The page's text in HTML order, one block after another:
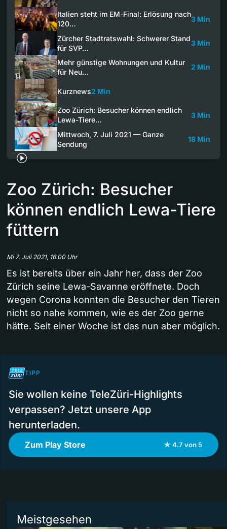
Italien steht im EM-Final: Erlösung nach
120…
3 Min
Zürcher Stadtratswahl: Schwerer Stand
für SVP…
3 Min
Mehr günstige Wohnungen und Kultur
für Neu…
2 Min
Kurznews2 Min
Zoo Zürich: Besucher können endlich
Lewa-Tiere…
3 Min
Mittwoch, 7. Juli 2021 — Ganze
Sendung
18 Min
Zoo Zürich: Besucher
können endlich Lewa-Tiere
füttern
Mi 7. Juli 2021, 16.00 Uhr
Es ist bereits über ein Jahr her, dass der Zoo
Zürich seine Lewa-Savanne eröffnete. Doch
wegen Corona konnten die Besucher den Tieren
nicht so nahe kommen, wie es der Zoo gerne
hätte. Seit einer Woche ist das nun aber möglich.
TIPP
Sie wollen keine TeleZüri-Highlights
verpassen? Jetzt unsere App
herunterladen.
Zum Play Store ★ 4.7 von 5
Meistgesehen